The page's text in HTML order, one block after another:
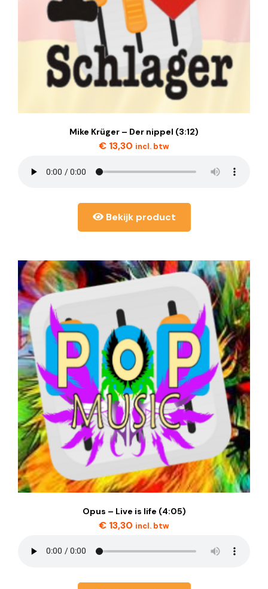
Mike Krüger – Der nippel (3:12)
€ 13,30 incl. btw
Bekijk product
Opus – Live is life (4:05)
€ 13,30 incl. btw